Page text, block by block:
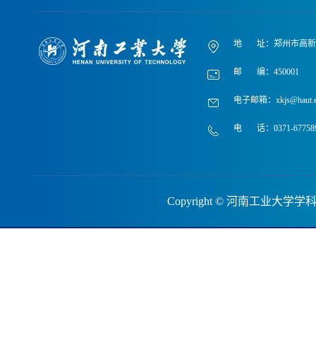
地 址：郑州市高新
邮 编：450001
电子邮箱：
电 话：0371-
Copyright © 河南工业大学学